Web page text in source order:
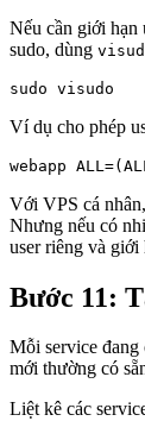
Nếu cần giới hạn
sudo, dùng
sudo visudo
Ví dụ cho phép
webapp
Với VPS cá
Nhưng nếu có
user riêng và
Bước 11:
Mỗi service đang
mới thường có
Liệt kê các